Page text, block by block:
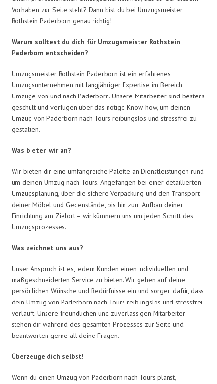
Vorhaben zur Seite steht? Dann bist du bei Umzugsmeister
Rothstein Paderborn genau richtig!
Warum solltest du dich für Umzugsmeister Rothstein
Paderborn entscheiden?
Umzugsmeister Rothstein Paderborn ist ein erfahrenes
Umzugsunternehmen mit langjähriger Expertise im Bereich
Umzüge von und nach Paderborn. Unsere Mitarbeiter sind bestens
geschult und verfügen über das nötige Know-how, um deinen
Umzug von Paderborn nach Tours reibungslos und stressfrei zu
gestalten.
Was bieten wir an?
Wir bieten dir eine umfangreiche Palette an Dienstleistungen rund
um deinen Umzug nach Tours. Angefangen bei einer detaillierten
Umzugsplanung, über die sichere Verpackung und den Transport
deiner Möbel und Gegenstände, bis hin zum Aufbau deiner
Einrichtung am Zielort – wir kümmern uns um jeden Schritt des
Umzugsprozesses.
Was zeichnet uns aus?
Unser Anspruch ist es, jedem Kunden einen individuellen und
maßgeschneiderten Service zu bieten. Wir gehen auf deine
persönlichen Wünsche und Bedürfnisse ein und sorgen dafür, dass
dein Umzug von Paderborn nach Tours reibungslos und stressfrei
verläuft. Unsere freundlichen und zuverlässigen Mitarbeiter
stehen dir während des gesamten Prozesses zur Seite und
beantworten gerne all deine Fragen.
Überzeuge dich selbst!
Wenn du einen Umzug von Paderborn nach Tours planst,